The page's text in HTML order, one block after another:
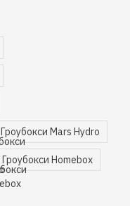
Гроубокси Mars Hydro
Гроубокси Homebox